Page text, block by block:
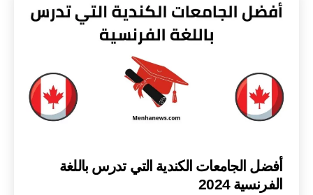
أفضل الجامعات الكندية التي تدرس باللغة
الفرنسية 2024